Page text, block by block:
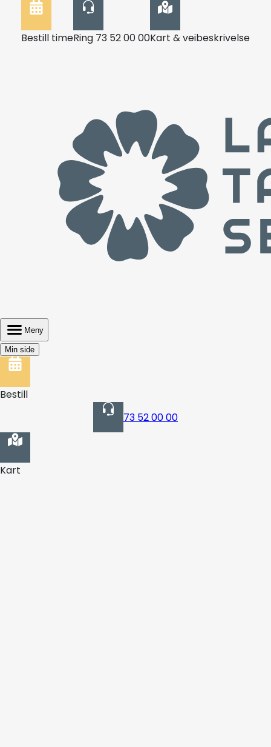
Bestill timeRing 73 52 00 00Kart & veibeskrivelse
Meny
Min side
Bestill
73 52 00 00
Kart